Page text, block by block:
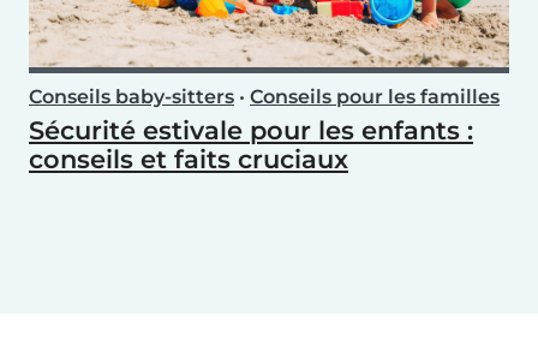
Conseils baby-sitters • Conseils pour les familles
Sécurité estivale pour les enfants :
conseils et faits cruciaux